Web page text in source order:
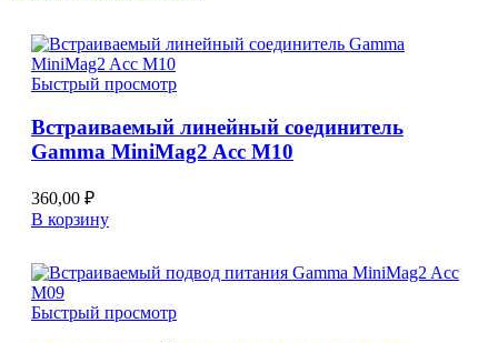
Быстрый просмотр
Встраиваемый линейный соединитель
Gamma MiniMag2 Acc M10
360,00 ₽
В корзину
Быстрый просмотр